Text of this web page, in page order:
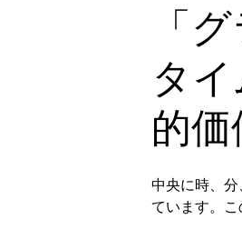
「
タ
的
中央に時、
ています。